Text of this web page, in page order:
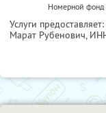
Номерной фонд
Услуги
Марат Рубенович,